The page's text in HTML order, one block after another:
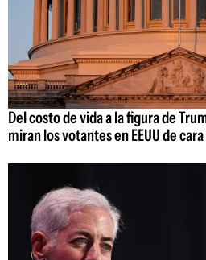
Del costo de vida a la figura de
miran los votantes en EEUU de